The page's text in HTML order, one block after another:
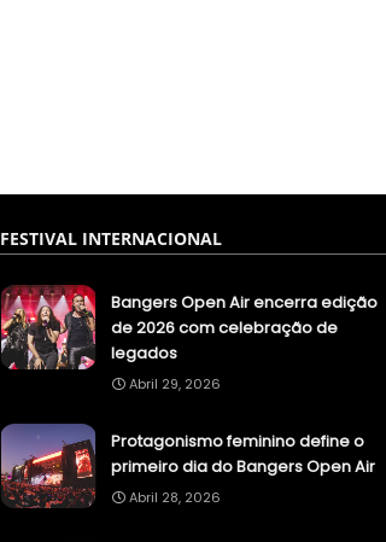
FESTIVAL INTERNACIONAL
Bangers Open Air encerra edição
de 2026 com celebração de
legados
Abril 29, 2026
Protagonismo feminino define o
primeiro dia do Bangers Open Air
Abril 28, 2026